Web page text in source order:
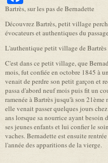
Bartrès, sur les pas de Bernadette
Découvrez Bartrès, petit village
évocateurs et authentiques du
L'authentique petit village de Bartrès
C'est dans ce petit village, que
mois, fut confiée en octobre 1845 à
venait de perdre son petit garçon et
passa d'abord neuf mois puis fit un
ramenée à Bartrès jusqu'à son
elle venait passer quelques jours
ans lorsque sa nourrice ayant
ses jeunes enfants et lui confier le
vaches. Bernadette est ensuite
l'année des apparitions de la vierge.